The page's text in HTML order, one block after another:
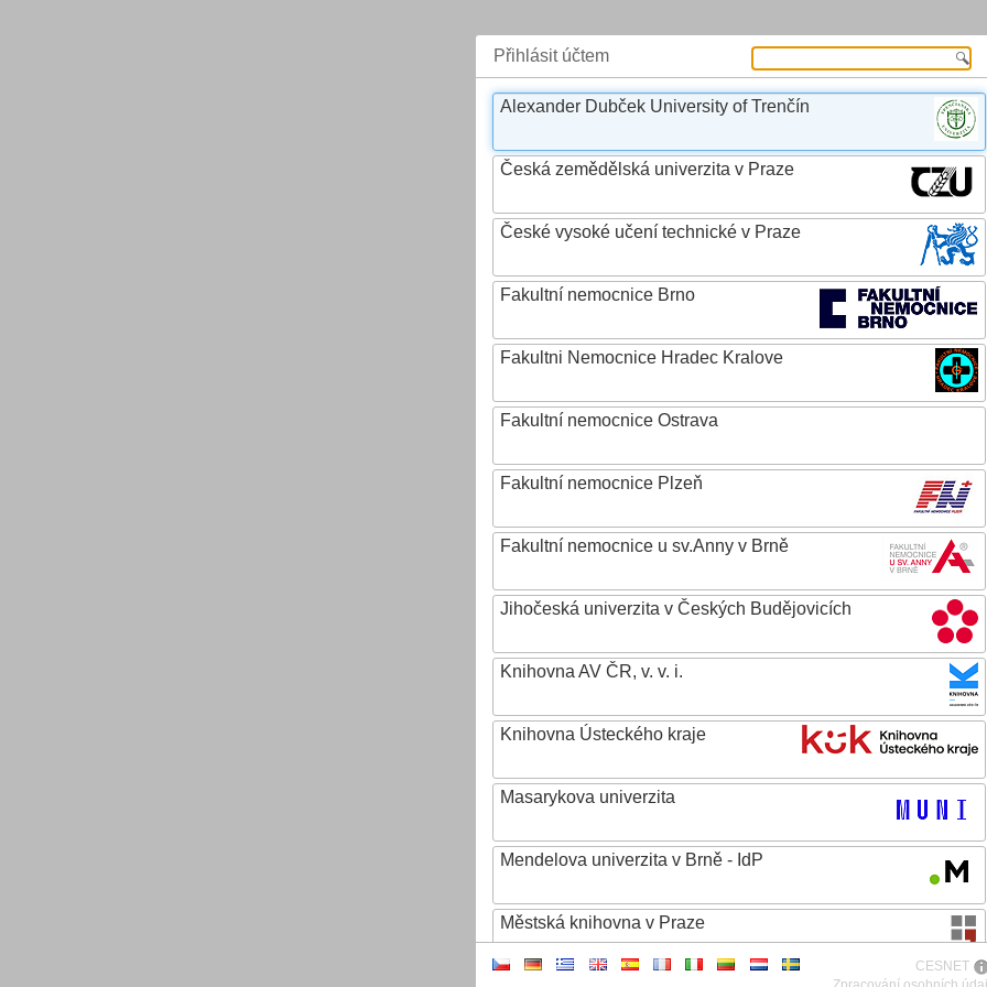
Přihlásit účtem
Alexander Dubček University of Trenčín
Česká zemědělská univerzita v Praze
České vysoké učení technické v Praze
Fakultní nemocnice Brno
Fakultni Nemocnice Hradec Kralove
Fakultní nemocnice Ostrava
Fakultní nemocnice Plzeň
Fakultní nemocnice u sv.Anny v Brně
Jihočeská univerzita v Českých Budějovicích
Knihovna AV ČR, v. v. i.
Knihovna Ústeckého kraje
Masarykova univerzita
Mendelova univerzita v Brně - IdP
Městská knihovna v Praze
CESNET